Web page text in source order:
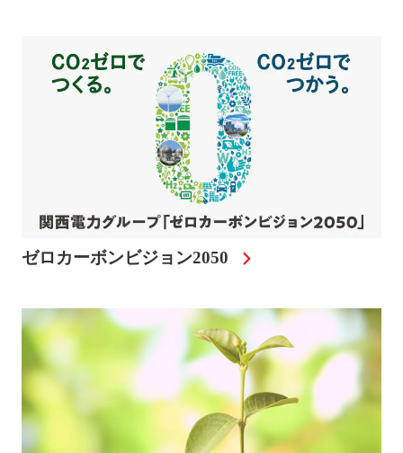
ゼロカーボンビジョン2050